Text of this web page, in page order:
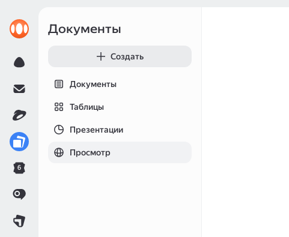
6
Документы
Создать
Документы
Таблицы
Презентации
Просмотр